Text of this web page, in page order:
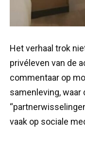
Het verhaal trok
privéleven van de
commentaar op
samenleving,
vaak op sociale